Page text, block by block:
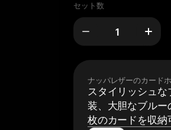
セット数
ナッパレザーのカード
スタイリッシュ
装、大胆なブルー
枚のカードを収納